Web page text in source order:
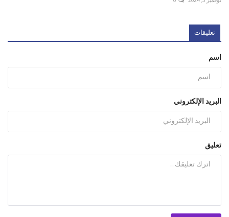
تعليقات
اسم
البريد الإلكتروني
تعليق